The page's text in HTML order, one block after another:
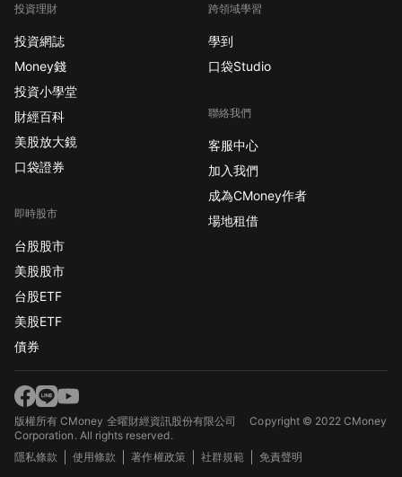
投資理財
投資網誌
Money錢
投資小學堂
財經百科
美股放大鏡
口袋證券
即時股市
台股股市
美股股市
台股ETF
美股ETF
債券
跨領域學習
學到
口袋Studio
聯絡我們
客服中心
加入我們
成為CMoney作者
場地租借
版權所有 CMoney 全曜財經資訊股份有限公司Copyright © 2022 CMoney
Corporation. All rights reserved.
隱私條款
使用條款 著作權政策 社群規範 免責聲明